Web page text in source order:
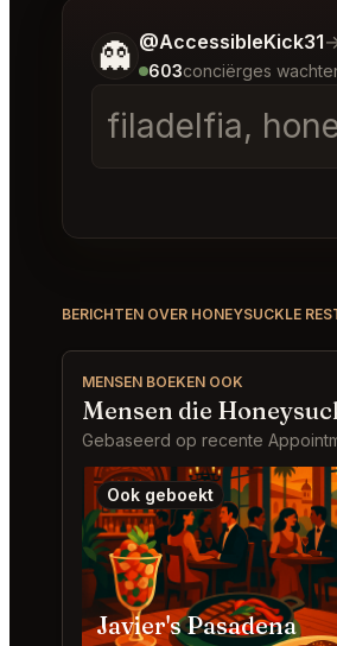
👻 @AccessibleKick31
603conciërges
filadelfia,
Vertel me wat je wilt.
BERICHTEN OVER HONEYSUCKLE
MENSEN BOEKEN OOK
Mensen die
Gebaseerd op recente
Ook geboekt
Javier's Pasadena